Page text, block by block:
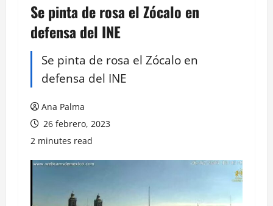
Se pinta de rosa el Zócalo en
defensa del INE
Se pinta de rosa el Zócalo en
defensa del INE
Ana Palma
26 febrero, 2023
2 minutes read